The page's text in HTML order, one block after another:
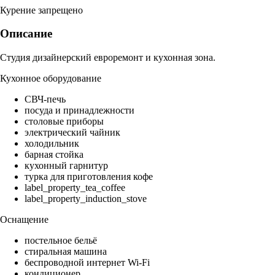
Курение запрещено
Описание
Студия дизайнерский евроремонт и кухонная зона.
Кухонное оборудование
СВЧ-печь
посуда и принадлежности
столовые приборы
электрический чайник
холодильник
барная стойка
кухонный гарнитур
турка для приготовления кофе
label_property_tea_coffee
label_property_induction_stove
Оснащение
постельное бельё
стиральная машина
беспроводной интернет Wi-Fi